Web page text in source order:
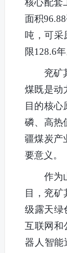
核心配套
面积
吨，可采
限128.6年
兖矿其
煤既是动
目的核
磷、高热
疆煤炭产
要意义。
作为山
目，兖
级露天绿
互联网和
器人智能